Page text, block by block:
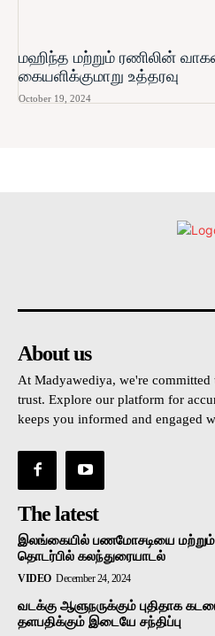
மஹிந்த மற்றும் ரணிலின்
கையளிக்குமாறு உத்தரவு
October 19, 2024
About us
At Madyawediya, we're
trust. Explore our platform for
keeps you informed and engaged
The latest
இலங்கையில் பணமோசடியை மற்றும்
தொடர்பில் கலந்துரையாடல்
VIDEO December 24, 2024
வடக்கு ஆளுநருக்கும் புதிதாக
தளபதிக்கும் இடையே சந்திப்பு